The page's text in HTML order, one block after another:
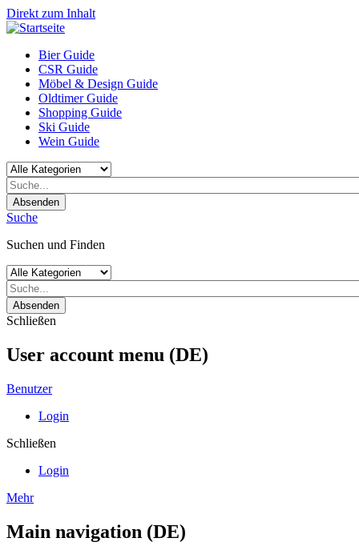
Direkt zum Inhalt
Bier Guide
CSR Guide
Möbel & Design Guide
Oldtimer Guide
Shopping Guide
Ski Guide
Wein Guide
Absenden
Suche
Suchen und Finden
Absenden
Schließen
User account menu (DE)
Benutzer
Login
Schließen
Login
Mehr
Main navigation (DE)